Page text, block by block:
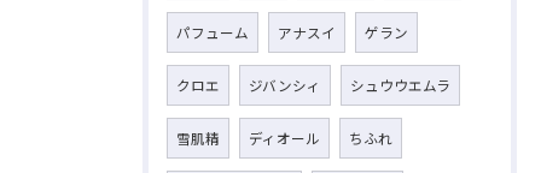
パフューム アナスイ ゲラン
クロエ ジバンシィ シュウウエムラ
雪肌精 ディオール ちふれ